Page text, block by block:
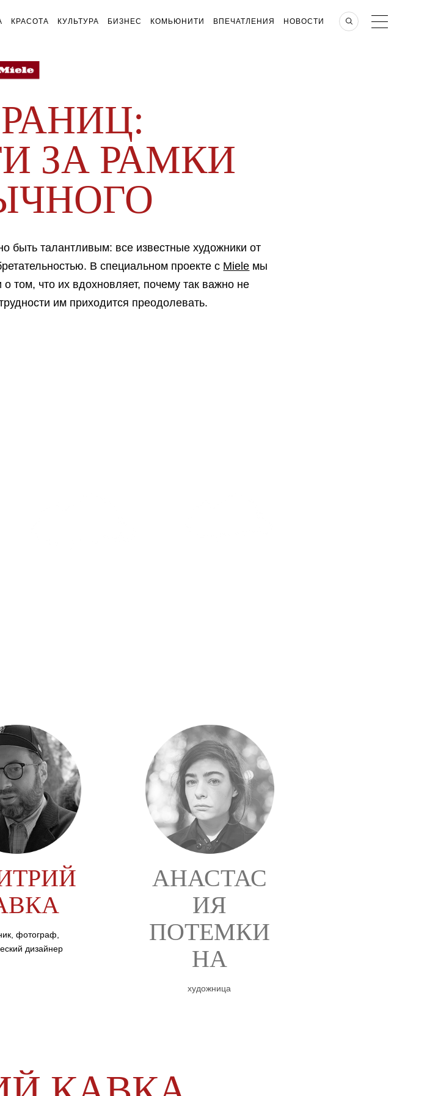
КРАСОТА КУЛЬТУРА БИЗНЕС КОМЬЮНИТИ ВПЕЧАТЛЕНИЯ НОВОСТИ
ЗА РАМКИ
быть талантливым: все известные художники от
В специальном проекте с Miele мы
том, что их вдохновляет, почему так важно не
им приходится преодолевать.
фотограф,
дизайнер
АНАСТАС
ИЯ
ПОТЕМКИ
НА
художница